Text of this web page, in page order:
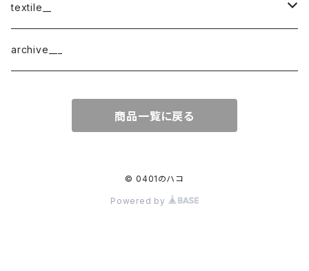
cotton
border
cotton × wool
textile__
織物
archive___
商品一覧に戻る
© 0401のハコ
Powered by